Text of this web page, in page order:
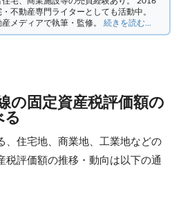
不動産専門ライターとしても活動中。
メディアで執筆・監修。 続きを読む...
の固定資産税評価額の
る
、住宅地、商業地、工業地などの
税評価額の推移・動向は以下の通